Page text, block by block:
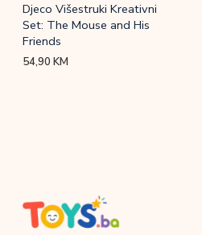
Djeco Višestruki Kreativni
Set: The Mouse and His
Friends
54,90KM